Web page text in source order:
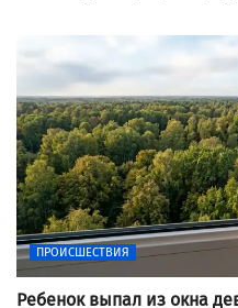
ПРОИСШЕСТВИЯ
Ребенок выпал из окна